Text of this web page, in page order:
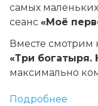
самых
сеанс «Моё
Вместе
«Три богатыря.
максимально
Подробнее